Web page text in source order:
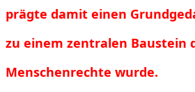
prägte damit einen
zu einem zentralen Baustein
Menschenrechte wurde.